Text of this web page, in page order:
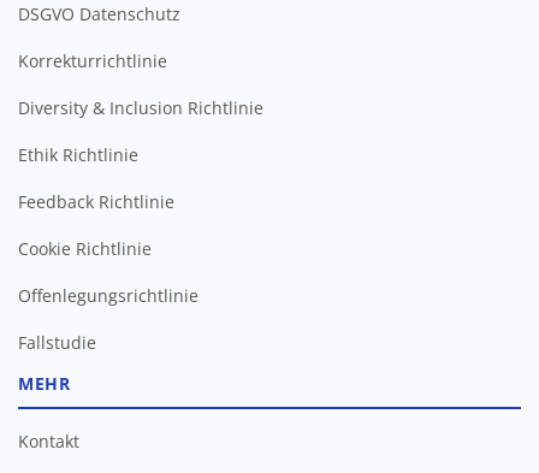
DSGVO Datenschutz
Korrekturrichtlinie
Diversity & Inclusion Richtlinie
Ethik Richtlinie
Feedback Richtlinie
Cookie Richtlinie
Offenlegungsrichtlinie
Fallstudie
MEHR
Kontakt